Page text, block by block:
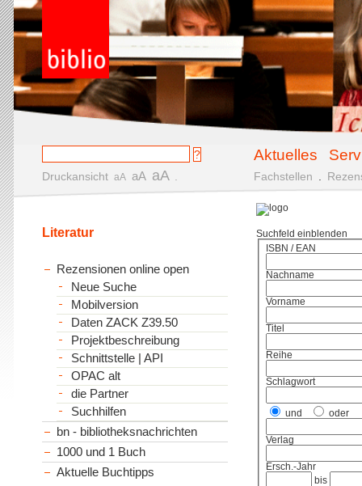
Aktuelles
Druckansicht aA aA aA Fachstellen
Suchfeld einblenden
ISBN / EAN
Nachname
Vorname
Titel
Reihe
Schlagwort
und oder
Verlag
Ersch.-Jahr
bis
Literatur
Rezensionen online open
Neue Suche
Mobilversion
Daten ZACK Z39.50
Projektbeschreibung
Schnittstelle | API
OPAC alt
die Partner
Suchhilfen
bn - bibliotheksnachrichten
1000 und 1 Buch
Aktuelle Buchtipps